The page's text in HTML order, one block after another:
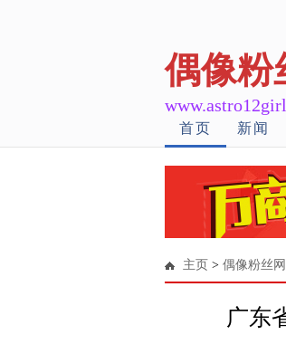
偶像粉
首页 新闻
主页 > 偶像粉丝网
广东